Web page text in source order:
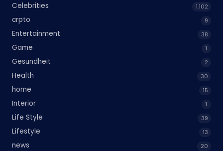
Celebrities 1.102
crpto 9
Entertainment 38
Game 1
Gesundheit 2
Health 30
home 15
Interior 1
Life Style 39
Lifestyle 13
news 20